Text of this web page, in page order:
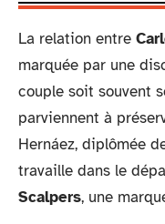
La relation entre
marquée par une
couple soit souvent
parviennent à
Hernáez, diplômée
travaille dans le
Scalpers, une